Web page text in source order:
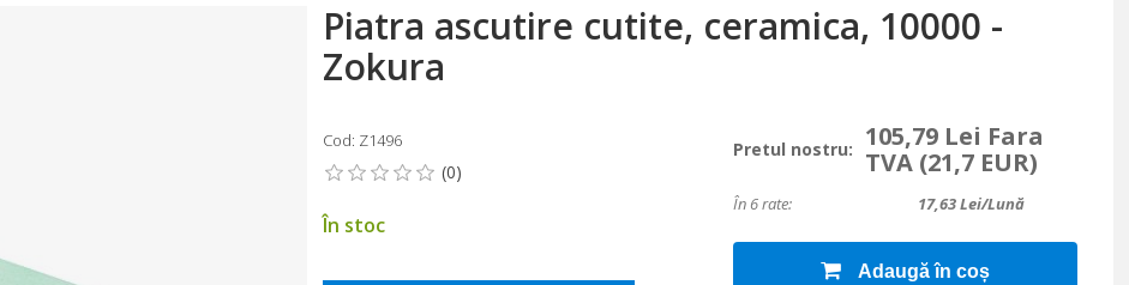
Piatra ascutire cutite, ceramica, 10000 -
Zokura
Cod: Z1496
În stoc
Pretul nostru:
105,79 Lei Fara
TVA (21,7 EUR)
În 6 rate: 17,63Lei/lună
Adaugă în coș